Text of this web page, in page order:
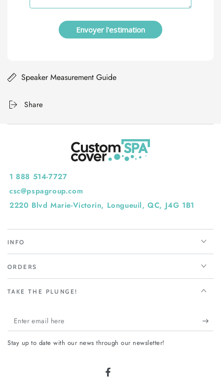
Envoyer l'estimation
Speaker Measurement Guide
Share
1 888 514-7727
csc@pspagroup.com
2220 Blvd Marie-Victorin, Longueuil, QC, J4G 1B1
INFO
ORDERS
TAKE THE PLUNGE!
Enter
email
here
Stay up to date with our news through our newsletter!
Facebook